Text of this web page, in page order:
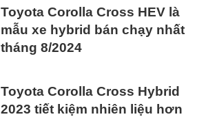
Toyota Corolla Cross HEV là
mẫu xe hybrid bán chạy nhất
tháng 8/2024
Toyota Corolla Cross Hybrid
2023 tiết kiệm nhiên liệu hơn